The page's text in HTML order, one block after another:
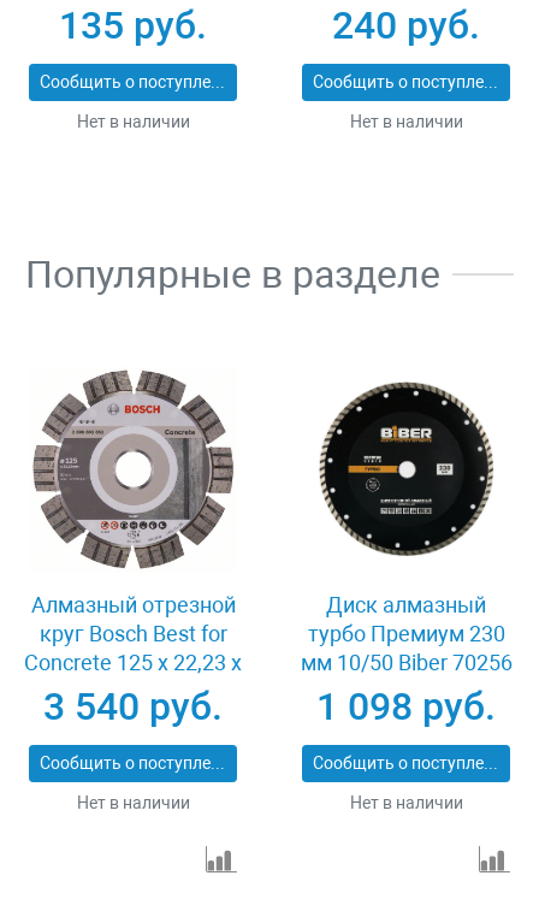
25_z01
135 руб.
Сообщить о поступлении
Нет в наличии
ЭКСПЕРТ 2053-
60_z01
240 руб.
Сообщить о поступлении
Нет в наличии
Популярные в разделе
Алмазный отрезной
круг Bosch Best for
Concrete 125 x 22,23 x
2,2 x 12 mm
3 540 руб.
Сообщить о поступлении
Нет в наличии
Диск алмазный
турбо Премиум 230
мм 10/50 Biber 70256
1 098 руб.
Сообщить о поступлении
Нет в наличии